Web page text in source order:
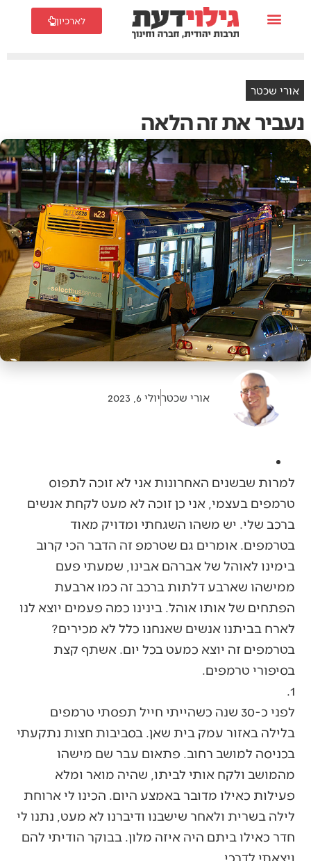
לארכיון
אורי שכטר
נעביר את זה הלאה
אורי שכטריולי 6, 2023
למרות שבשנים האחרונות אני לא זוכה לתפוס
טרמפים בעצמי, אני כן זוכה לא מעט לקחת אנשים
ברכב שלי. יש משהו השגחתי ומדויק מאוד
בטרמפים. אומרים גם שטרמפ זה הדבר הכי קרוב
בימינו לאוהל של אברהם אבינו, שמעתי פעם
ממישהו שארבע דלתות ברכב זה כמו ארבעת
הפתחים של אותו אוהל. בינינו כמה פעמים יוצא לנו
לארח בביתנו אנשים שאנחנו כלל לא מכירים?
בטרמפים זה יוצא כמעט בכל יום. אשתף קצת
בסיפורי טרמפים.
1.
לפני כ-30 שנה כשהייתי חייל תפסתי טרמפים
בלילה באזור עמק בית שאן. בסביבות חצות נתקעתי
בכניסה למושב רחוב. פתאום עבר שם מישהו
מהמושב ולקח אותי לביתו, שהיה מואר ומלא
פעילות כאילו מדובר באמצע היום. הכינו לי ארוחת
לילה בשרית ולאחר שישבנו ודיברנו לא מעט, נתנו לי
חדר כאילו ביתם היה איזה מלון. בבוקר הודיתי להם
ויצאתי לדרכי.